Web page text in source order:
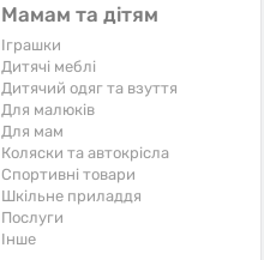
Мамам та дітям
Іграшки
Дитячі меблі
Дитячий одяг та взуття
Для малюків
Для мам
Коляски та автокрісла
Спортивні товари
Шкільне приладдя
Послуги
Iнше